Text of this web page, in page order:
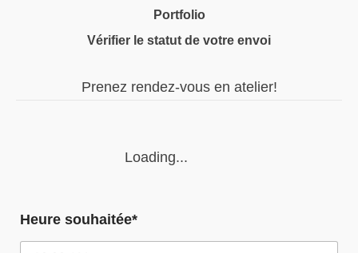
Portfolio
Vérifier le statut de votre envoi
Prenez rendez-vous en atelier!
Loading...
Heure souhaitée*